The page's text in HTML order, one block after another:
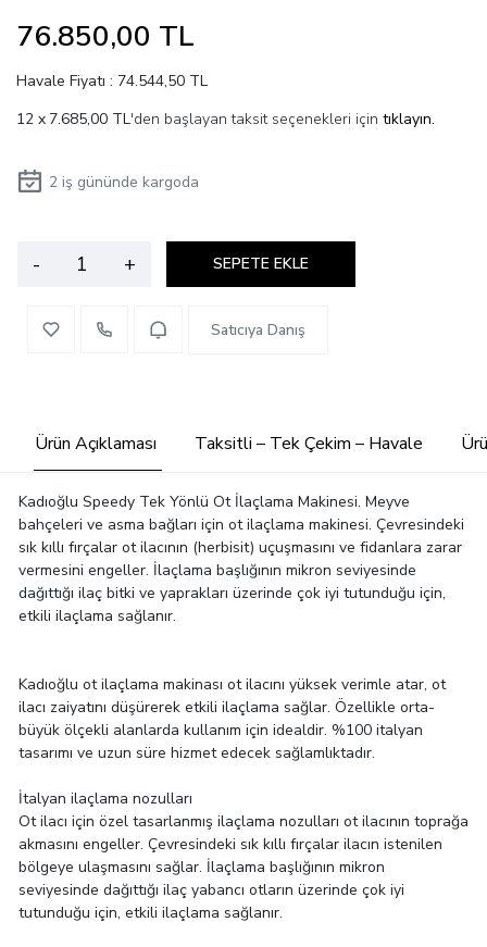
76.850,00 TL
Havale Fiyatı : 74.544,50 TL
7.685,00 TL'den başlayan taksit seçenekleri için tıklayın.
2iş gününde kargoda
- + SEPETE EKLE
Satıcıya Danış
Ürün Açıklaması Taksitli – Tek Çekim – Havale
Kadıoğlu Speedy Tek Yönlü Ot İlaçlama Makinesi. Meyve
bahçeleri ve asma bağları için ot ilaçlama makinesi. Çevresindeki
sık kıllı fırçalar ot ilacının (herbisit) uçuşmasını ve fidanlara zarar
vermesini engeller. İlaçlama başlığının mikron seviyesinde
dağıttığı ilaç bitki ve yaprakları üzerinde çok iyi tutunduğu için,
etkili ilaçlama sağlanır.
Kadıoğlu ot ilaçlama makinası ot ilacını yüksek verimle atar, ot
ilacı zaiyatını düşürerek etkili ilaçlama sağlar. Özellikle orta-
büyük ölçekli alanlarda kullanım için idealdir. %100 italyan
tasarımı ve uzun süre hizmet edecek sağlamlıktadır.
İtalyan ilaçlama nozulları
Ot ilacı için özel tasarlanmış ilaçlama nozulları ot ilacının toprağa
akmasını engeller. Çevresindeki sık kıllı fırçalar ilacın istenilen
bölgeye ulaşmasını sağlar. İlaçlama başlığının mikron
seviyesinde dağıttığı ilaç yabancı otların üzerinde çok iyi
tutunduğu için, etkili ilaçlama sağlanır.